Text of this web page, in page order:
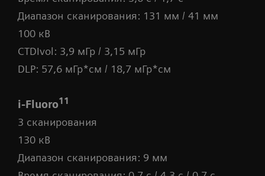
Диапазон сканирования: 131 мм / 41 мм
100 кВ
CTDIvol: 3,9 мГр / 3,15 мГр
DLP: 57,6 мГр*см / 18,7 мГр*см
i-Fluoro11
3 сканирования
130 кВ
Диапазон сканирования: 9 мм